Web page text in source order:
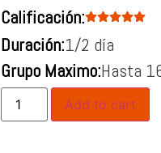
Calificación:
Duración:1/2 día
Grupo Maximo:Hasta
Add to cart